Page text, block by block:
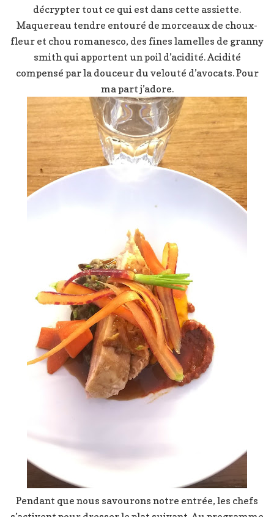
décrypter tout ce qui est dans cette assiette.
Maquereau tendre entouré de morceaux de choux-
fleur et chou romanesco, des fines lamelles de granny
smith qui apportent un poil d’acidité. Acidité
compensé par la douceur du velouté d’avocats. Pour
ma part j’adore.
Pendant que nous savourons notre entrée, les chefs